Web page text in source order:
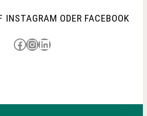
INSTAGRAM ODER FACEBOOK
Besuche uns auf Facebook
Besuche uns auf Instagram
LinkedIn